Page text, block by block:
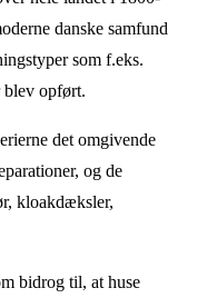
danske samfund
som f.eks.
blev opført.
det omgivende
og de
kloakdæksler,
bidrog til, at huse